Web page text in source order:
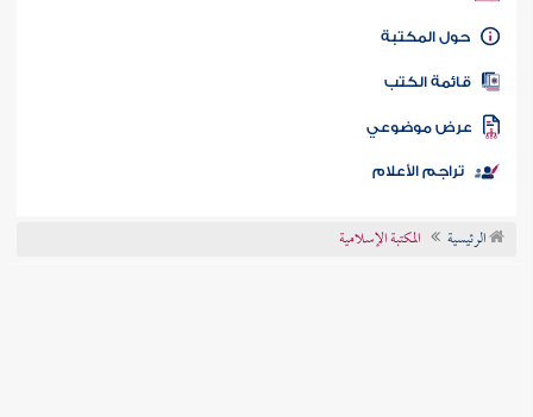
كتاب الأمة
المكتبة
الكتب
موضوعي
تراجم الأعلام
الرئيسية المكتبة الإسلامية